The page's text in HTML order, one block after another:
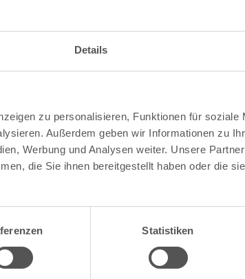
Details
zu personalisieren, Funktionen für soziale
Außerdem geben wir Informationen zu
Werbung und Analysen weiter. Unsere
die Sie ihnen bereitgestellt haben oder die
Statistiken